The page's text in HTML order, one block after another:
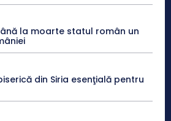
la moarte statul român un
din Siria esenţială pentru